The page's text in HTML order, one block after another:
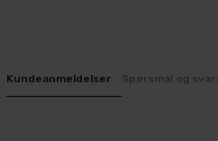
Kundeanmeldelser Spørsmål og svar: